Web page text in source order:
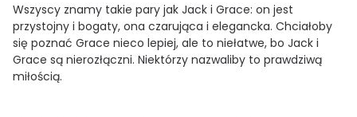
Wszyscy znamy takie pary jak Jack i Grace: on jest
przystojny i bogaty, ona czarująca i elegancka. Chciałoby
się poznać Grace nieco lepiej, ale to niełatwe, bo Jack i
Grace są nierozłączni. Niektórzy nazwaliby to prawdziwą
miłością.